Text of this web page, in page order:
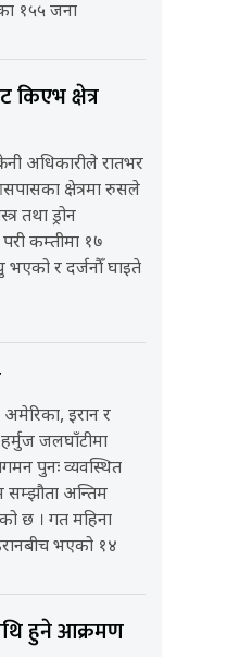
१५५ जना
किएभ क्षेत्र
अधिकारीले रातभर
क्षेत्रमा रुसले
तथा ड्रोन
कम्तीमा १७
भएको र दर्जनौँ घाइते
इरान र
जलघाँटीमा
पुनः व्यवस्थित
सम्झौता अन्तिम
छ । गत महिना
भएको १४
हुने आक्रमण